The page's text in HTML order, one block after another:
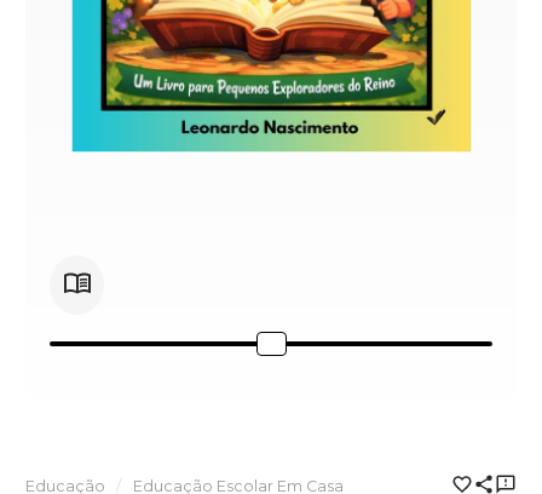
Educação Educação Escolar Em Casa